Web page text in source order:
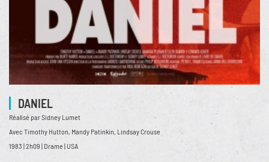
DANIEL
Réalisé par Sidney Lumet
Avec Timothy Hutton, Mandy Patinkin, Lindsay Crouse
1983 | 2h09 | Drame | USA